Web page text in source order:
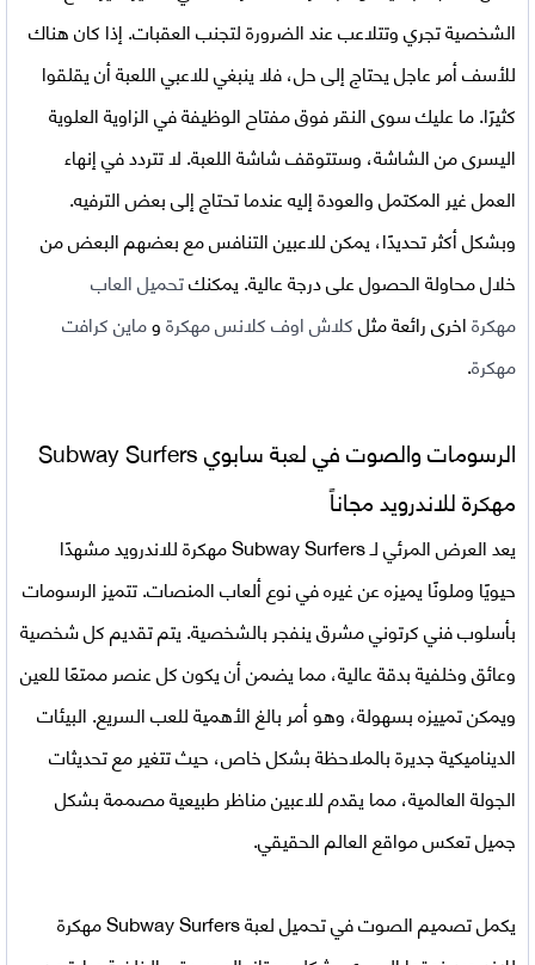
الشخصية تجري وتتلاعب عند الضرورة لتجنب العقبات. إذا كان هناك
للأسف أمر عاجل يحتاج إلى حل، فلا ينبغي للاعبي اللعبة أن يقلقوا
كثيرًا. ما عليك سوى النقر فوق مفتاح الوظيفة في الزاوية العلوية
اليسرى من الشاشة، وستتوقف شاشة اللعبة. لا تتردد في إنهاء
العمل غير المكتمل والعودة إليه عندما تحتاج إلى بعض الترفيه.
وبشكل أكثر تحديدًا، يمكن للاعبين التنافس مع بعضهم البعض من
خلال محاولة الحصول على درجة عالية. يمكنكتحميل العاب
مهكرةاخرى رائعة مثلكلاش اوف كلانس مهكرةوماين كرافت
مهكرة.
الرسومات والصوت في
لعبة سابوي Subway Surfers
مهكرة للاندرويد مجاناً
يعد العرض المرئي لـ Subway Surfers مهكرة للاندرويد مشهدًا
حيويًا وملونًا يميزه عن غيره في نوع ألعاب المنصات. تتميز الرسومات
بأسلوب فني كرتوني مشرق ينفجر بالشخصية. يتم تقديم كل شخصية
وعائق وخلفية بدقة عالية، مما يضمن أن يكون كل عنصر ممتعًا للعين
ويمكن تمييزه بسهولة، وهو أمر بالغ الأهمية للعب السريع. البيئات
الديناميكية جديرة بالملاحظة بشكل خاص، حيث تتغير مع تحديثات
الجولة العالمية، مما يقدم للاعبين مناظر طبيعية مصممة بشكل
جميل تعكس مواقع العالم الحقيقي.
يكمل تصميم الصوت في
تحميل لعبة Subway Surfers مهكرة